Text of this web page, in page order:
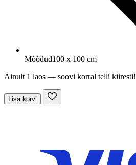
Mõõdud100 x 100 cm
Ainult 1 laos — soovi korral telli kiiresti!
Lisa korvi